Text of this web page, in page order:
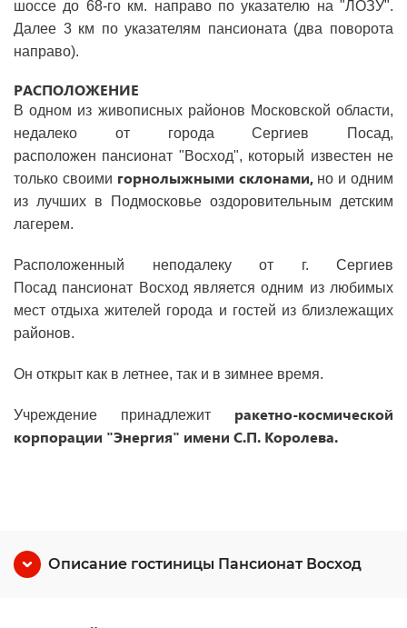
шоссе до 68-го км. направо по указателю на "ЛОЗУ".
Далее 3 км по указателям пансионата (два поворота
направо).
РАСПОЛОЖЕНИЕ
В одном из живописных районов Московской области,
недалеко от города Сергиев Посад,
расположен пансионат "Восход", который известен не
только своими горнолыжными склонами,но и одним
из лучших в Подмосковье оздоровительным детским
лагерем.
Расположенный неподалеку от г. Сергиев
Посад пансионат Восход является одним из любимых
мест отдыха жителей города и гостей из близлежащих
районов.
Он открыт как в летнее, так и в зимнее время.
Учреждение принадлежит ракетно-космической
корпорации "Энергия" имени С.П. Королева.
Описание гостиницы Пансионат Восход